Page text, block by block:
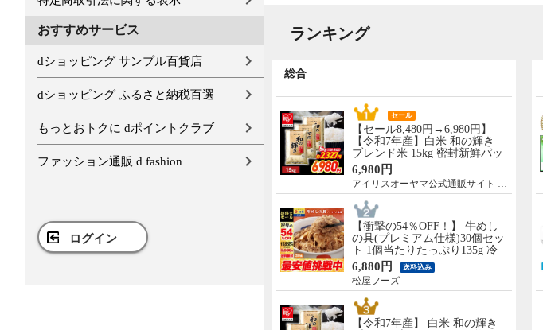
おすすめサービス
dショッピング サンプル百貨店
dショッピング ふるさと納税百選
もっとおトクに dポイントクラブ
ファッション通販 d fashion
ログイン
ランキング
【メガ盛り 飛騨牛入 バーベキ
【冷凍】飛騨牛＆国産豚肉 焼
き肉セット 送料無料 バーベキ
5,980円
【メガ盛り 飛騨牛入 バーベキ
ューセット 1.45kg 約4-5人前】
【冷凍】 送料無料 飛騨牛＆国
総合
セール
【セール8,480円→6,980円】
【令和7年産】白米 和の輝き
ブレンド米 15kg 密封新鮮パッ
ク 脱酸素剤入り 米 お米 低温
製法米 アイリスオーヤマ [食
品]
6,980円
アイリスオーヤマ公式通販サイト アイリスプラザ
【衝撃の54％OFF！】 牛めし
の具(プレミアム仕様)30個セッ
ト 1個当たりたっぷり135g 冷
凍食品 松屋牛丼 当店のイチオ
シ 非常食
6,880円 送料込み
松屋フーズ
【令和7年産】 白米 和の輝き